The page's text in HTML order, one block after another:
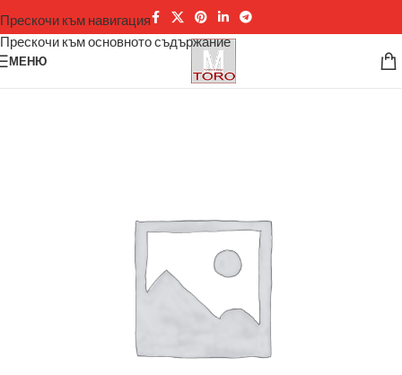
Прескочи към навигация
Прескочи към основното съдържание
МЕНЮ